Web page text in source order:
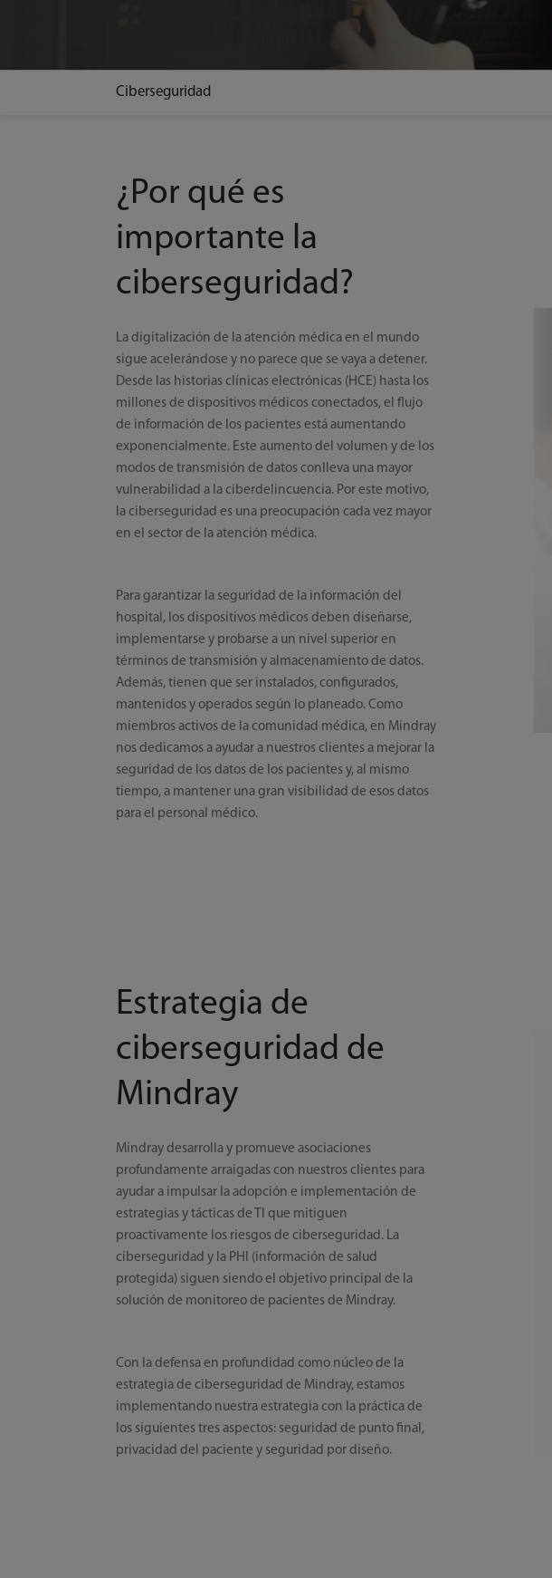
Ciberseguridad
¿Por qué es
importante la
ciberseguridad?
La digitalización de la atención médica en el mundo
sigue acelerándose y no parece que se vaya a detener.
Desde las historias clínicas electrónicas (HCE) hasta los
millones de dispositivos médicos conectados, el flujo
de información de los pacientes está aumentando
exponencialmente. Este aumento del volumen y de los
modos de transmisión de datos conlleva una mayor
vulnerabilidad a la ciberdelincuencia. Por este motivo,
la ciberseguridad es una preocupación cada vez mayor
en el sector de la atención médica.
Para garantizar la seguridad de la información del
hospital, los dispositivos médicos deben diseñarse,
implementarse y probarse a un nivel superior en
términos de transmisión y almacenamiento de datos.
Además, tienen que ser instalados, configurados,
mantenidos y operados según lo planeado. Como
miembros activos de la comunidad médica, en Mindray
nos dedicamos a ayudar a nuestros clientes a mejorar la
seguridad de los datos de los pacientes y, al mismo
tiempo, a mantener una gran visibilidad de esos datos
para el personal médico.
Estrategia de
ciberseguridad de
Mindray
Mindray desarrolla y promueve asociaciones
profundamente arraigadas con nuestros clientes para
ayudar a impulsar la adopción e implementación de
estrategias y tácticas de TI que mitiguen
proactivamente los riesgos de ciberseguridad. La
ciberseguridad y la PHI (información de salud
protegida) siguen siendo el objetivo principal de la
solución de monitoreo de pacientes de Mindray.
Con la defensa en profundidad como núcleo de la
estrategia de ciberseguridad de Mindray, estamos
implementando nuestra estrategia con la práctica de
los siguientes tres aspectos: seguridad de punto final,
privacidad del paciente y seguridad por diseño.